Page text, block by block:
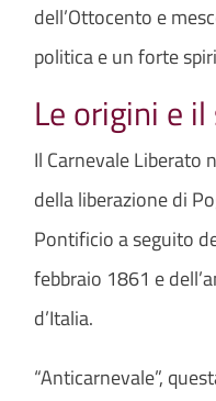
dell’Ottocento e
politica e un forte
Le origini e
Il Carnevale Liberato
della liberazione di
Pontificio a seguito
febbraio 1861 e
d’Italia.
“Anticarnevale”,